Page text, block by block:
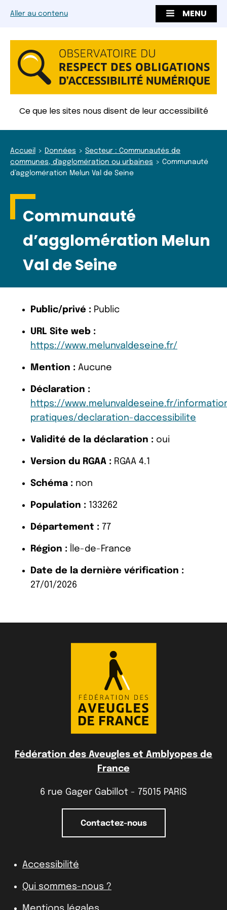
Aller au contenu MENU
Ce que les sites nous disent de leur accessibilité
Accueil Données
Secteur : Communautés de
communes, d'agglomération ou urbaines
Communauté
d’agglomération Melun Val de Seine
Communauté
d’agglomération Melun
Val de Seine
Public/privé : Public
URL Site web :
https://www.melunvaldeseine.fr/
Mention : Aucune
Déclaration :
https://www.melunvaldeseine.fr/
pratiques/declaration-daccessibilite
Validité de la déclaration : oui
Version du RGAA : RGAA 4.1
Schéma : non
Population : 133262
Département : 77
Région : Île-de-France
Date de la dernière vérification :
27/01/2026
Fédération des Aveugles et Amblyopes de
France
6 rue Gager Gabillot - 75015 PARIS
Contactez-nous
Accessibilité
Qui sommes-nous ?